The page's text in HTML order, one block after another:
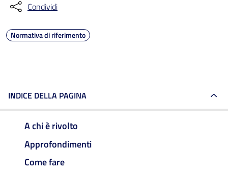
Condividi
Normativa di riferimento
INDICE DELLA PAGINA
A chi è rivolto
Approfondimenti
Come fare